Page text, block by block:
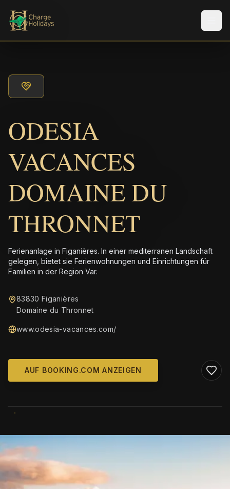
ODESIA
VACANCES
DOMAINE DU
THRONNET
Ferienanlage in Figanières. In einer mediterranen Landschaft
gelegen, bietet sie Ferienwohnungen und Einrichtungen für
Familien in der Region Var.
83830 Figanières
Domaine du Thronnet
www.odesia-vacances.com/
AUF BOOKING.COM ANZEIGEN